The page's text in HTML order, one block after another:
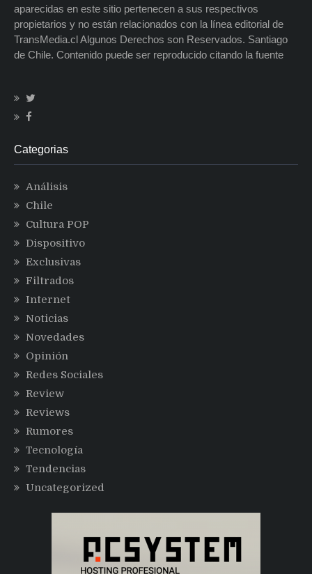
aparecidas en este sitio pertenecen a sus respectivos
propietarios y no están relacionados con la línea editorial de
TransMedia.cl Algunos Derechos son Reservados. Santiago
de Chile. Contenido puede ser reproducido citando la fuente
Categorias
Análisis
Chile
Cultura POP
Dispositivo
Exclusivas
Filtrados
Internet
Noticias
Novedades
Opinión
Redes Sociales
Review
Reviews
Rumores
Tecnología
Tendencias
Uncategorized